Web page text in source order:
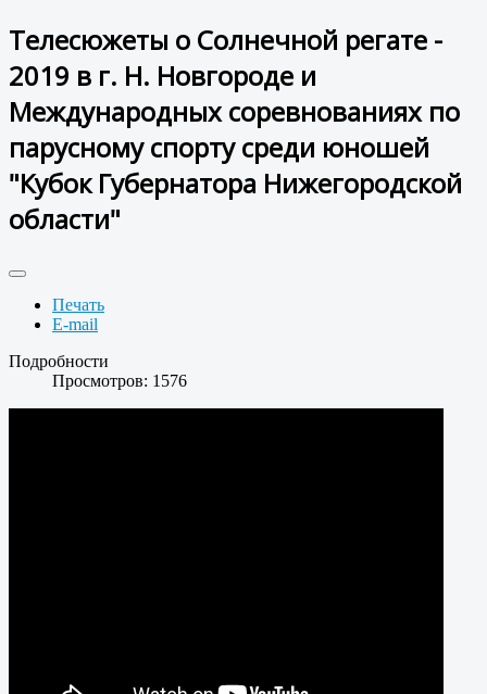
Телесюжеты о Солнечной регате -
2019 в г. Н. Новгороде и
Международных соревнованиях по
парусному спорту среди юношей
"Кубок Губернатора Нижегородской
области"
Печать
E-mail
Подробности
Просмотров: 1576